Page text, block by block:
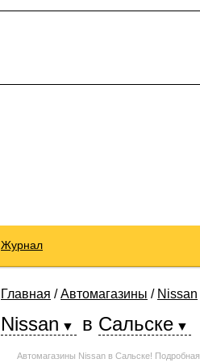
Журнал
Главная /Автомагазины / Nissan
Nissan в Сальске
Автомагазины Nissan в Сальске!